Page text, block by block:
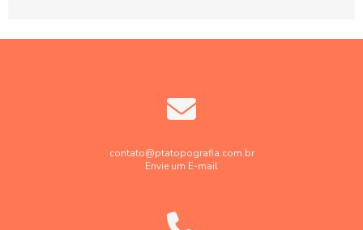
Empresa de georreferenciamento de imóveis rurais
Empresa de georreferenciamento de imóvel urbano
Empresa de topografia e georreferenciamento
contato@ptatopografia.com.br
Envie um E-mail